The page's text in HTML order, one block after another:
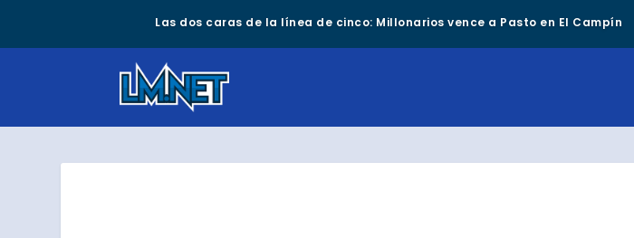
Las dos caras de la línea de cinco: Millonarios vence a Pasto en El Campín